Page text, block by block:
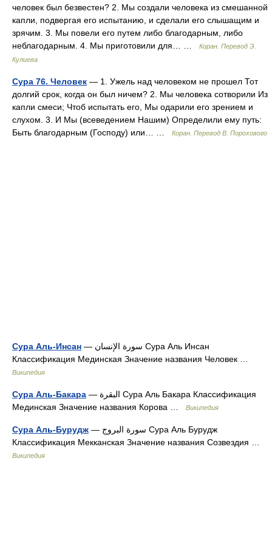
человек был безвестен? 2. Мы создали человека из смешанной
капли, подвергая его испытанию, и сделали его слышащим и
зрячим. 3. Мы повели его путем либо благодарным, либо
неблагодарным. 4. Мы приготовили для… …
Коран. Перевод Э.
Кулиева
Сура 76. Человек — 1. Ужель над человеком не прошел Тот
долгий срок, когда он был ничем? 2. Мы человека сотворили Из
капли смеси; Чтоб испытать его, Мы одарили его зрением и
слухом. 3. И Мы (всеведением Нашим) Определили ему путь:
Быть благодарным (Господу) или… …
Коран. Перевод В. Порохового
Сура Аль-Инсан — سورة الإنسان Сура Аль Инсан
Классификация Мединская Значение названия Человек …
Википедия
Сура Аль-Бакара — البقرة Сура Аль Бакара Классификация
Мединская Значение названия Корова …
Википедия
Сура Аль-Бурудж — سورة البروج Сура Аль Бурудж
Классификация Мекканская Значение названия Созвездия …
Википедия